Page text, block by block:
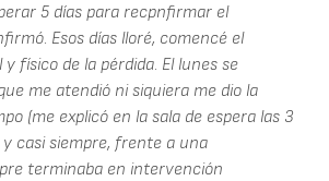
5 días para recpnfirmar el
Esos días lloré, comencé el
físico de la pérdida. El lunes se
me atendió ni siquiera me dio la
(me explicó en la sala de espera las 3
casi siempre, frente a una
terminaba en intervención